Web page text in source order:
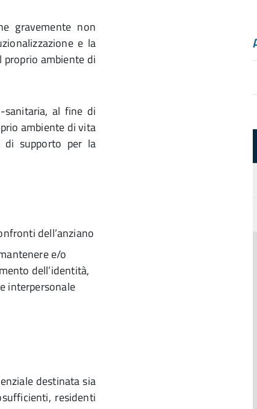
gravemente non
e la
proprio ambiente di
sanitaria, al fine di
ambiente di vita
di supporto per la
dell’anziano
e/o
dell’identità,
interpersonale
destinata sia
residenti